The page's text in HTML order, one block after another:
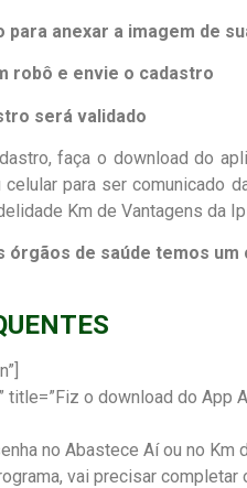
para anexar a imagem de
robô e envie o cadastro
será validado
faça o download do
para ser comunicado
Km de Vantagens da
órgãos de saúde temos
title=”Fiz o download do App
no Abastece Aí ou no
vai precisar completar